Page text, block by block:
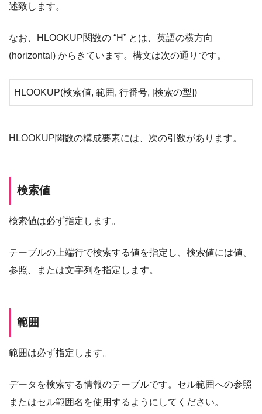
述致します。
なお、HLOOKUP関数の “H” とは、英語の横方向
(horizontal) からきています。構文は次の通りです。
HLOOKUP(検索値, 範囲, 行番号, [検索の型])
HLOOKUP関数の構成要素には、次の引数があります。
検索値
検索値は必ず指定します。
テーブルの上端行で検索する値を指定し、検索値には値、
参照、または文字列を指定します。
範囲
範囲は必ず指定します。
データを検索する情報のテーブルです。セル範囲への参照
またはセル範囲名を使用するようにしてください。